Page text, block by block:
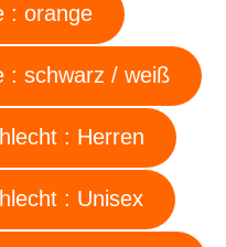
Farbe : orange
Farbe : schwarz / weiß
Geschlecht : Herren
Geschlecht : Unisex